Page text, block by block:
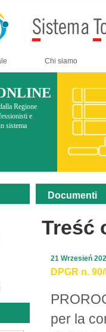
Chi siamo
Regione
e
sistema
Documenti
Treść
DPGR n.
per la
21 Wrzesień